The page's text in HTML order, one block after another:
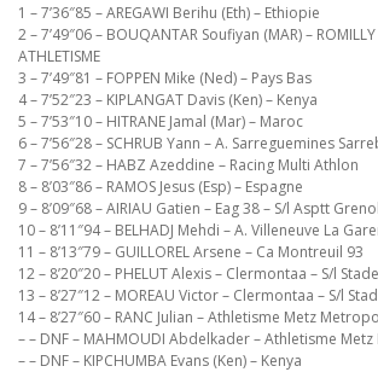
1 – 7’36″85 – AREGAWI Berihu (Eth) – Ethiopie
2 – 7’49″06 – BOUQANTAR Soufiyan (MAR) –
ATHLETISME
3 – 7’49″81 – FOPPEN Mike (Ned) – Pays Bas
4 – 7’52″23 – KIPLANGAT Davis (Ken) – Kenya
5 – 7’53″10 – HITRANE Jamal (Mar) – Maroc
6 – 7’56″28 – SCHRUB Yann – A. Sarreguemines
7 – 7’56″32 – HABZ Azeddine – Racing Multi Athlon
8 – 8’03″86 – RAMOS Jesus (Esp) – Espagne
9 – 8’09″68 – AIRIAU Gatien – Eag 38 – S/l Asptt
10 – 8’11″94 – BELHADJ Mehdi – A. Villeneuve La
11 – 8’13″79 – GUILLOREL Arsene – Ca Montreuil 93
12 – 8’20″20 – PHELUT Alexis – Clermontaa – S/l
13 – 8’27″12 – MOREAU Victor – Clermontaa – S/l
14 – 8’27″60 – RANC Julian – Athletisme Metz
– – DNF – MAHMOUDI Abdelkader – Athletisme
– – DNF – KIPCHUMBA Evans (Ken) – Kenya